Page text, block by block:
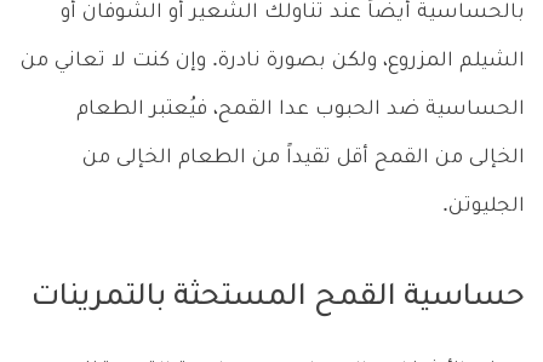
بالحساسية أيضاً عند تناولك الشعير أو الشوفان أو
الشيلم المزروع، ولكن بصورة نادرة. وإن كنت لا تعاني من
الحساسية ضد الحبوب عدا القمح، فيُعتبر الطعام
الخإلى من القمح أقل تقيداً من الطعام الخإلى من
الجليوتن.
حساسية القمح المستحثة بالتمرينات